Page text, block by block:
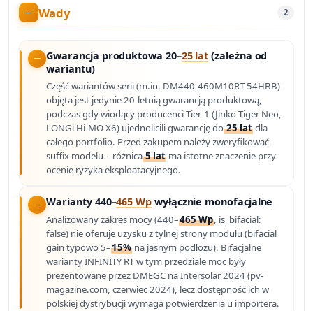
Wady 2
Gwarancja produktowa 20–25 lat (zależna od
wariantu)
Część wariantów serii (m.in. DM440-460M10RT-54HBB)
objęta jest jedynie 20-letnią gwarancją produktową,
podczas gdy wiodący producenci Tier-1 (Jinko Tiger Neo,
LONGi Hi-MO X6) ujednolicili gwarancję do25 lat dla
całego portfolio. Przed zakupem należy zweryfikować
suffix modelu – różnica5 lat ma istotne znaczenie przy
ocenie ryzyka eksploatacyjnego.
Warianty 440–465 Wp wyłącznie monofacjalne
Analizowany zakres mocy (440–465 Wp, is_bifacial:
false) nie oferuje uzysku z tylnej strony modułu (bifacial
gain typowo 5–15% na jasnym podłożu). Bifacjalne
warianty INFINITY RT w tym przedziale moc były
prezentowane przez DMEGC na Intersolar 2024 (pv-
magazine.com, czerwiec 2024), lecz dostępność ich w
polskiej dystrybucji wymaga potwierdzenia u importera.